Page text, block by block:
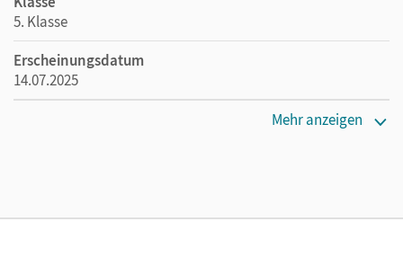
5. Klasse
Erscheinungsdatum
14.07.2025
Mehr anzeigen